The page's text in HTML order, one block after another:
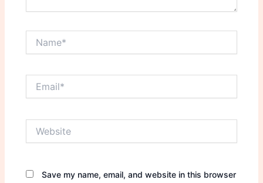
Save my name, email, and website in this browser